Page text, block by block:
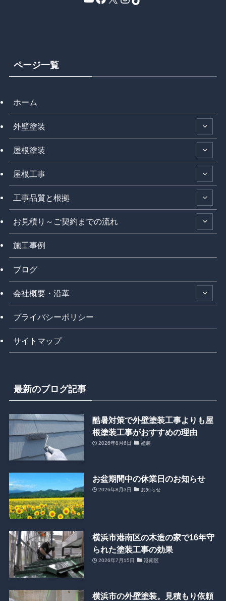
ページ一覧
ホーム
外壁塗装
屋根塗装
屋根工事
工事品質と根拠
お見積り～ご契約までの流れ
施工事例
ブログ
会社概要・沿革
プライバシーポリシー
サイトマップ
最新のブログ記事
酷暑対策で外壁塗装工事よりも屋
根塗装工事がおすすめの理由
2026年8月6日 塗装
お盆期間中の休業日のお知らせ
2026年8月3日 お知らせ
横浜市港南区の木造の家で16年守
られた塗装工事の効果
2026年7月15日 港南区
横浜市の外壁塗装。見積もり依頼